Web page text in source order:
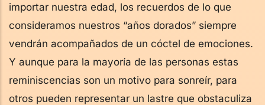
importar nuestra edad, los recuerdos de lo que
consideramos nuestros “años dorados” siempre
vendrán acompañados de un cóctel de emociones.
Y aunque para la mayoría de las personas estas
reminiscencias son un motivo para sonreír, para
otros pueden representar un lastre que obstaculiza